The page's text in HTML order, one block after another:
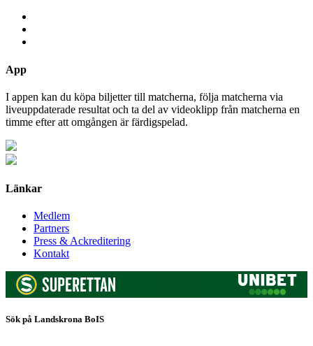
App
I appen kan du köpa biljetter till matcherna, följa matcherna via
liveuppdaterade resultat och ta del av videoklipp från matcherna en
timme efter att omgången är färdigspelad.
Länkar
Medlem
Partners
Press & Ackreditering
Kontakt
Sök på Landskrona BoIS